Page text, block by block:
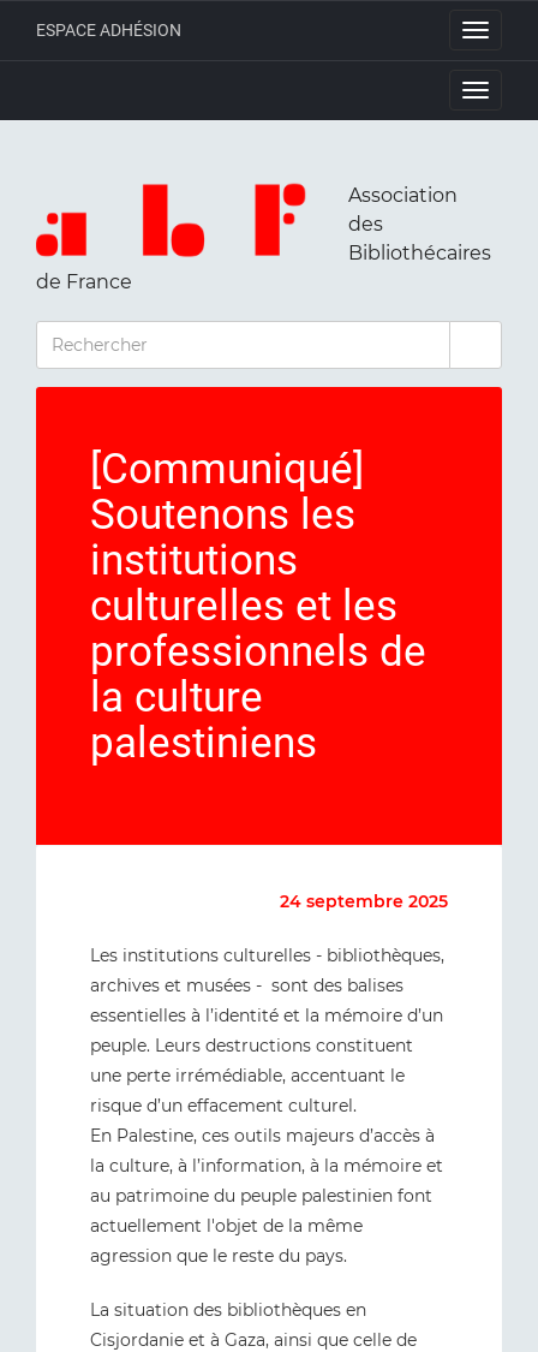
Toggle
ESPACE ADHÉSION
Toggle
Association
des
Bibliothécaires
de France
RECHERCHER
[Communiqué]
Soutenons les
institutions
culturelles et les
professionnels de
la culture
palestiniens
24 septembre 2025
Les institutions culturelles - bibliothèques,
archives et musées - sont des balises
essentielles à l’identité et la mémoire d’un
peuple. Leurs destructions constituent
une perte irrémédiable, accentuant le
risque d’un effacement culturel.
En Palestine, ces outils majeurs d’accès à
la culture, à l’information, à la mémoire et
au patrimoine du peuple palestinien font
actuellement l'objet de la même
agression que le reste du pays.
La situation des bibliothèques en
Cisjordanie et à Gaza, ainsi que celle de